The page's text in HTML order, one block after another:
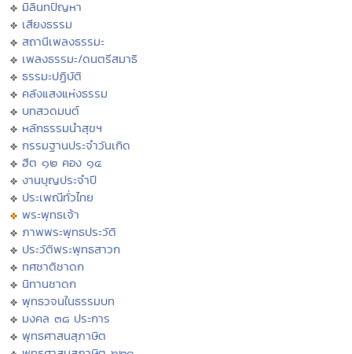
มิลินทปัญหา
เสียงธรรม
สถานีเพลงธรรมะ
เพลงธรรมะ/ดนตรีสมาธิ
ธรรมะปฏิบัติ
คลังแสงแห่งธรรม
บทสวดมนต์
หลักธรรมนำสุขฯ
กรรมฐานประจำวันเกิด
ฮีต ๑๒ คอง ๑๔
งานบุญประจำปี
ประเพณีทั่วไทย
พระพุทธเจ้า
ภาพพระพุทธประวัติ
ประวัติพระพุทธสาวก
ทศชาติชาดก
นิทานชาดก
พุทธวจนในธรรมบท
มงคล ๓๘ ประการ
พุทธศาสนสุภาษิต